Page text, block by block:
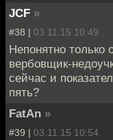
JCF »
#38 | 03.11.15 10:49
Непонятно только
вербовщик-
сейчас и
пять?
FatAn »
#39 | 03.11.15 10:54